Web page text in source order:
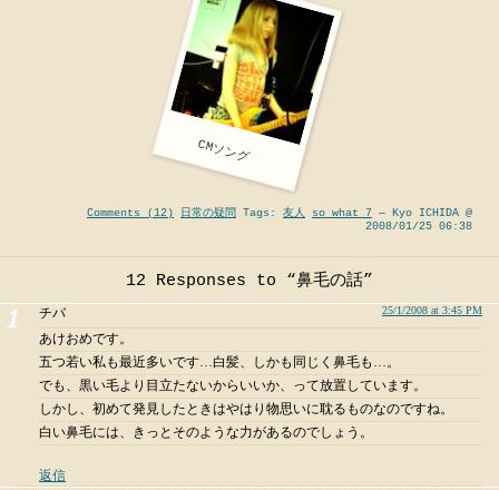
CMソング
Comments (12) 日常の疑問 Tags: 友人 so what 7 — Kyo ICHIDA @
2008/01/25 06:38
12 Responses to “鼻毛の話”
チバ 25/1/2008 at 3:45 PM
あけおめです。
五つ若い私も最近多いです…白髪、しかも同じく鼻毛も…。
でも、黒い毛より目立たないからいいか、って放置しています。
しかし、初めて発見したときはやはり物思いに耽るものなのですね。
白い鼻毛には、きっとそのような力があるのでしょう。
返信